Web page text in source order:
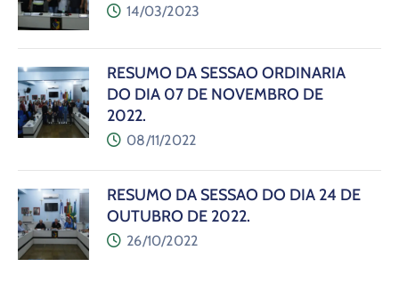
14/03/2023
RESUMO DA SESSÃO ORDINÁRIA
DO DIA 07 DE NOVEMBRO DE
2022.
08/11/2022
RESUMO DA SESSÃO DO DIA 24 DE
OUTUBRO DE 2022.
26/10/2022